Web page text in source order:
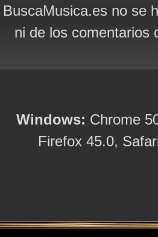
BuscaMusica.es no se
ni de los comentarios
Windows: Chrome
Firefox 45.0,